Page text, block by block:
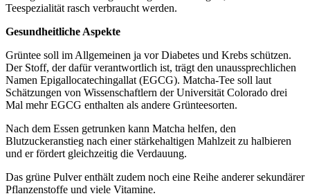
Teespezialität rasch verbraucht werden.
Gesundheitliche Aspekte
Grüntee soll im Allgemeinen ja vor Diabetes und Krebs schützen.
Der Stoff, der dafür verantwortlich ist, trägt den unaussprechlichen
Namen Epigallocatechingallat (EGCG). Matcha-Tee soll laut
Schätzungen von Wissenschaftlern der Universität Colorado drei
Mal mehr EGCG enthalten als andere Grünteesorten.
Nach dem Essen getrunken kann Matcha helfen, den
Blutzuckeranstieg nach einer stärkehaltigen Mahlzeit zu halbieren
und er fördert gleichzeitig die Verdauung.
Das grüne Pulver enthält zudem noch eine Reihe anderer sekundärer
Pflanzenstoffe und viele Vitamine.